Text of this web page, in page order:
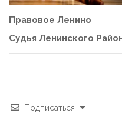
Правовое Ленино
Судья Ленинского
Подписаться